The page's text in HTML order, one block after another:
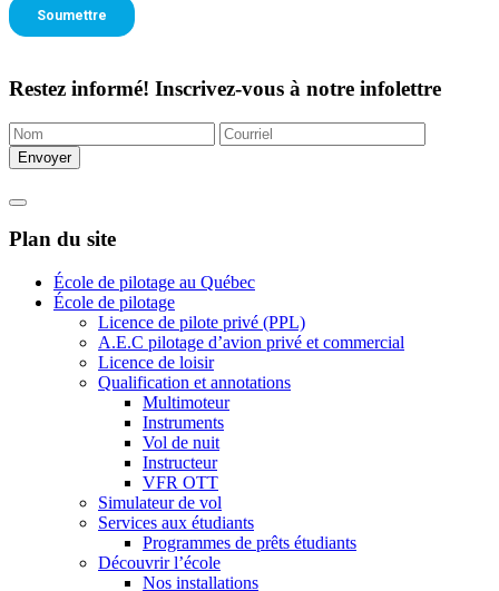
Restez informé! Inscrivez-vous à notre infolettre
Plan du site
École de pilotage au Québec
École de pilotage
Licence de pilote privé (PPL)
A.E.C pilotage d’avion privé et commercial
Licence de loisir
Qualification et annotations
Multimoteur
Instruments
Vol de nuit
Instructeur
VFR OTT
Simulateur de vol
Services aux étudiants
Programmes de prêts étudiants
Découvrir l’école
Nos installations